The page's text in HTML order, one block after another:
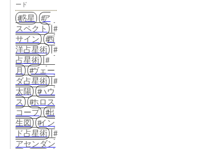
ード
惑星
ア
スペクト
サイン
西
洋占星術
占星術
月
ヴェー
ダ占星術
太陽
ハウ
ス
ホロス
コープ
出
生図
イン
ド占星術
アセンダン